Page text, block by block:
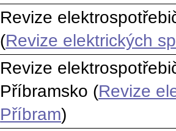
Revize
(Revize elektrických
Revize
Příbramsko (Revize
Příbram)